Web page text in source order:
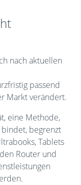
nach aktuellen
passend
Markt verändert.
eine Methode,
begrenzt
Tablets
Router und